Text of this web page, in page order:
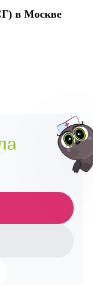
в Москве